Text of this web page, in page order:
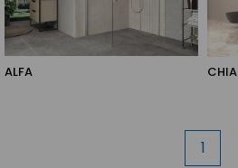
ALFA CHIA
1